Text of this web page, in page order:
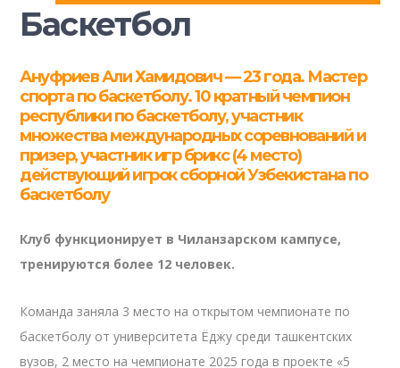
Баскетбол
Ануфриев Али Хамидович — 23 года. Мастер
спорта по баскетболу. 10 кратный чемпион
республики по баскетболу, участник
множества международных соревнований и
призер, участник игр брикс (4 место)
действующий игрок сборной Узбекистана по
баскетболу
Клуб функционирует в Чиланзарском кампусе,
тренируются более 12 человек.
Команда заняла 3 место на открытом чемпионате по
баскетболу от университета Ёджу среди ташкентских
вузов, 2 место на чемпионате 2025 года в проекте «5